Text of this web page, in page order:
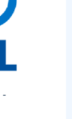
-